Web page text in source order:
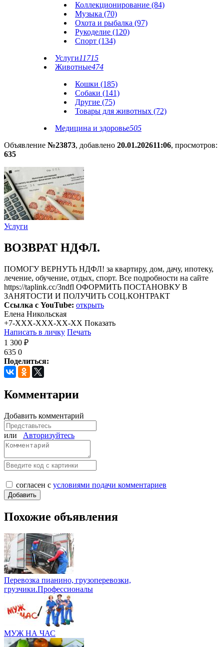
Коллекционирование (84)
Музыка (70)
Охота и рыбалка (97)
Рукоделие (120)
Спорт (134)
Услуги11715
Животные474
Кошки (185)
Собаки (141)
Другие (75)
Товары для животных (72)
Медицина и здоровье505
Объявление №23873, добавлено 20.01.202611:06, просмотров:
635
Услуги
ВОЗВРАТ НДФЛ.
ПОМОГУ ВЕРНУТЬ НДФЛ! за квартиру, дом, дачу, ипотеку,
лечение, обучение, отдых, спорт. Все подробности на сайте
https://taplink.cc/3ndfl ОФОРМИТЬ ПОСТАНОВКУ В
ЗАНЯТОСТИ И ПОЛУЧИТЬ СОЦ.КОНТРАКТ
Ссылка с YouTube: открыть
Елена Никольская
+7-XXX-XXX-XX-XX Показать
Написать в личку Печать
1 300 ₽
635 0
Поделиться:
Комментарии
Добавить комментарий
или Авторизуйтесь
согласен с условиями подачи комментариев
Похожие объявления
Перевозка пианино, грузоперевозки,
грузчики.Профессионалы
МУЖ НА ЧАС